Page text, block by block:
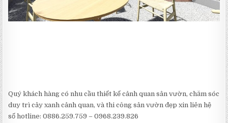
Quý khách hàng có nhu cầu thiết kế cảnh quan sân vườn, chăm sóc
duy trì cây xanh cảnh quan, và thi công sân vườn đẹp xin liên hệ
số hotline: 0886.259.759 – 0968.239.826